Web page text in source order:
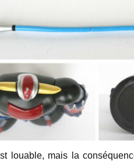
louable, mais la